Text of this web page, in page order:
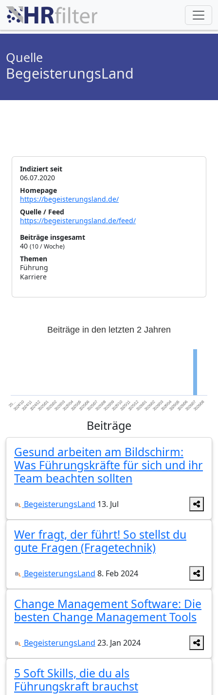
Quelle
BegeisterungsLand
Indiziert seit
06.07.2020
Homepage
https://begeisterungsland.de/
Quelle / Feed
https://begeisterungsland.de/feed/
Beiträge insgesamt
40 (10 / Woche)
Themen
Führung
Karriere
Beiträge in den letzten 2 Jahren
20…2024/102024/112024/122025/012025/022025/032025/042025/052025/062025/072025/082025/092025/102025/112025/122026/012026/022026/032026/042026/052026/062026/072026/08
Beiträge
Gesund arbeiten am Bildschirm:
Was Führungskräfte für sich und ihr
Team beachten sollten
BegeisterungsLand 13. Jul
Wer fragt, der führt! So stellst du
gute Fragen (Fragetechnik)
BegeisterungsLand 8. Feb 2024
Change Management Software: Die
besten Change Management Tools
BegeisterungsLand 23. Jan 2024
5 Soft Skills, die du als
Führungskraft brauchst